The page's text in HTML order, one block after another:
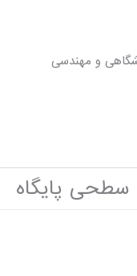
و مهندسی
پایگاه